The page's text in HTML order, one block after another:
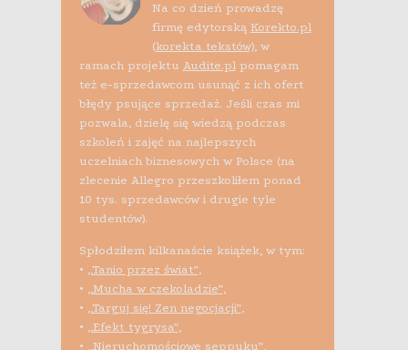
Na co dzień prowadzę
firmę edytorską Korekto.pl
(korekta tekstów), w
ramach projektu Audite.plpomagam
też e-sprzedawcom usunąć z ich ofert
błędy psujące sprzedaż. Jeśli czas mi
pozwala, dzielę się wiedzą podczas
szkoleń i zajęć na najlepszych
uczelniach biznesowych w Polsce (na
zlecenie Allegro przeszkoliłem ponad
10 tys. sprzedawców i drugie tyle
studentów).
Spłodziłem kilkanaście książek, w tym:
• „Tanio przez świat”,
• „Mucha w czekoladzie”,
• „Targuj się! Zen negocjacji”,
• „Efekt tygrysa”,
• „Nieruchomościowe seppuku”,